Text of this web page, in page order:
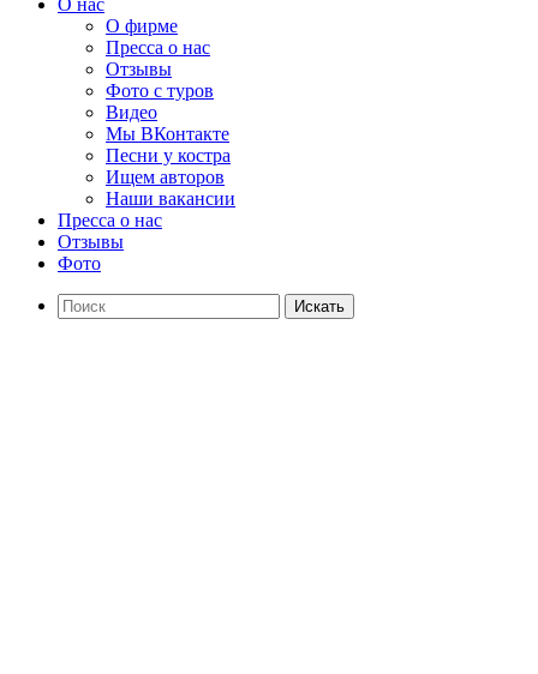
О нас
О фирме
Пресса о нас
Отзывы
Фото с туров
Видео
Мы ВКонтакте
Песни у костра
Ищем авторов
Наши вакансии
Пресса о нас
Отзывы
Фото
Искать